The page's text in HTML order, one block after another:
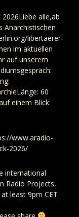
alle,ab
Anarchistischen
libertaerer-
im aktuellen
auf unserem
60
einem Blick
www.aradio-
2026/
international
Radio Projects,
least 9pm CET